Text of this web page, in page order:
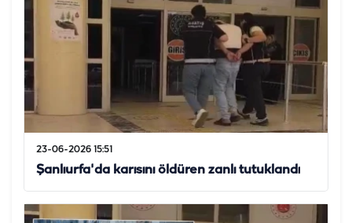
23-06-2026 15:51
Şanlıurfa'da karısını öldüren zanlı tutuklandı